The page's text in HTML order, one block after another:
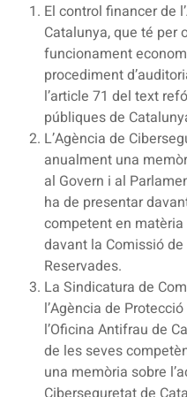
El control financer de
Catalunya, que té per
funcionament
procediment
l’article 71 del text
públiques de
L’Agència de
anualment una
al Govern i al
ha de presentar
competent en
davant la Comissió
Reservades.
La Sindicatura de
l’Agència de
l’Oficina Antifrau de
de les seves
una memòria sobre